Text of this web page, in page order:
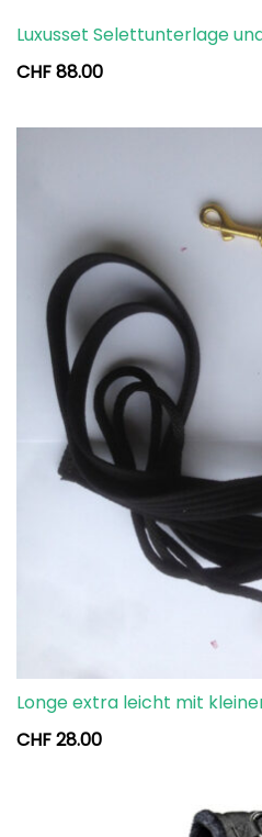
Luxusset Selettunterlage
CHF88.00
Longe extra leicht mit
CHF28.00